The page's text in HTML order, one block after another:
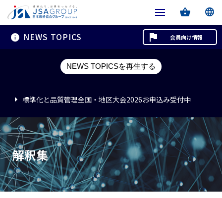
NEWS TOPICS
NEWS TOPICSを再生する
標準化と品質管理全国・地区大会2026お申込み受付中
標準化と品質管理全国・地区大会2026お申込み受付中
標準化と品質管理全国・地区大会2026お申込み受付中
会員向け情報
解釈集